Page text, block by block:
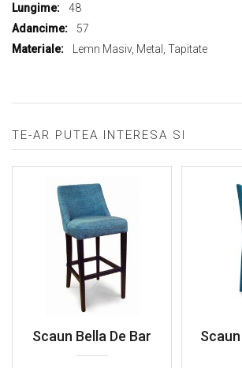
48
57
Lemn Masiv, Metal, Tapitate
TE-AR PUTEA INTERESA SI
Scaun Bella De Bar